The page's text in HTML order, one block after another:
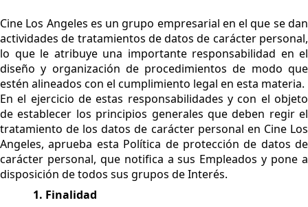
Cine Los Angeles es un grupo empresarial en el que se dan
actividades de tratamientos de datos de carácter personal,
lo que le atribuye una importante responsabilidad en el
diseño y organización de procedimientos de modo que
estén alineados con el cumplimiento legal en esta materia.
En el ejercicio de estas responsabilidades y con el objeto
de establecer los principios generales que deben regir el
tratamiento de los datos de carácter personal en Cine Los
Angeles, aprueba esta Política de protección de datos de
carácter personal, que notifica a sus Empleados y pone a
disposición de todos sus grupos de Interés.
1. Finalidad